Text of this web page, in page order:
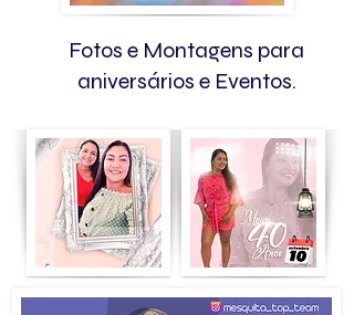
Fotos e Montagens para
aniversários e Eventos.